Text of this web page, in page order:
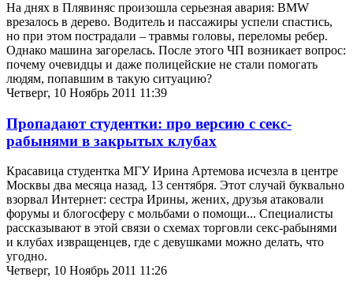
На днях в Плявиняс произошла серьезная авария: BMW
врезалось в дерево. Водитель и пассажиры успели спастись,
но при этом пострадали – травмы головы, переломы ребер.
Однако машина загорелась. После этого ЧП возникает вопрос:
почему очевидцы и даже полицейские не стали помогать
людям, попавшим в такую ситуацию?
Четверг, 10 Ноябрь 2011 11:39
Пропадают студентки: про версию с секс-
рабынями в закрытых клубах
Красавица студентка МГУ Ирина Артемова исчезла в центре
Москвы два месяца назад, 13 сентября. Этот случай буквально
взорвал Интернет: сестра Ирины, жених, друзья атаковали
форумы и блогосферу с мольбами о помощи... Специалисты
рассказывают в этой связи о схемах торговли секс-рабынями
и клубах извращенцев, где с девушками можно делать, что
угодно.
Четверг, 10 Ноябрь 2011 11:26